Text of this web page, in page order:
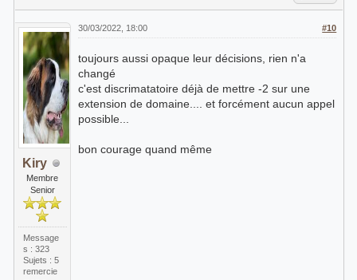
Kiry
Membre
Senior
Message
s : 323
Sujets : 5
remercie
#10
30/03/2022, 18:00
toujours aussi opaque leur décisions, rien n'a
changé
c'est discrimatatoire déjà de mettre -2 sur une
extension de domaine.... et forcément aucun appel
possible...
bon courage quand même